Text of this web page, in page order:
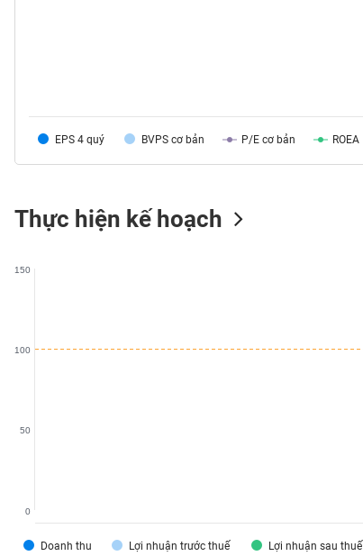
EPS 4 quý BVPS cơ bản P/E cơ bản ROEA
Thực hiện kế hoạch
Doanh thu Lợi nhuận trước thuế Lợi nhuận sau thuế
0
50
100
150
CHĂM
SÓC
DỊCH